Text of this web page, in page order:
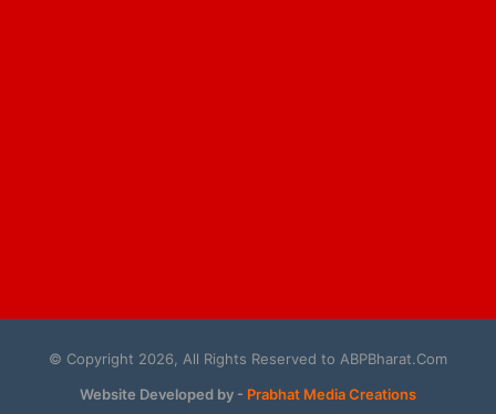
© Copyright 2026, All Rights Reserved to ABPBharat.Com
Website Developed by - Prabhat Media Creations